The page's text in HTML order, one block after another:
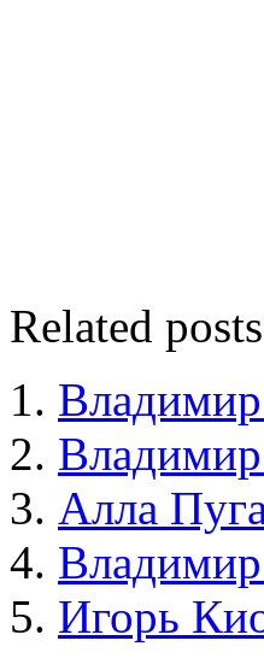
Related
Алла
Игорь